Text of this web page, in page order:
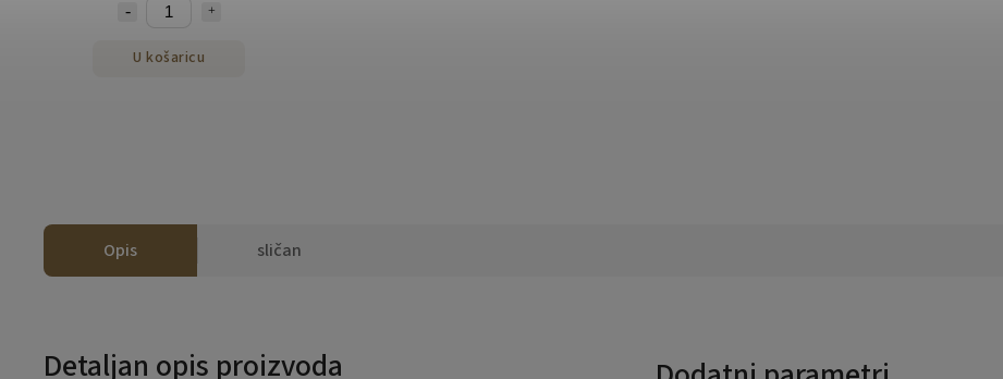
U košaricu
Opis sličan
Detaljan opis proizvoda